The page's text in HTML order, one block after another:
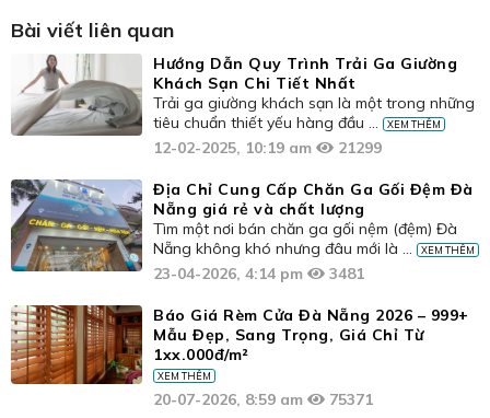
Bài viết liên quan
Hướng Dẫn Quy Trình Trải Ga Giường
Khách Sạn Chi Tiết Nhất
Trải ga giường khách sạn là một trong những
tiêu chuẩn thiết yếu hàng đầu ...
XEM THÊM
12-02-2025, 10:19 am 21299
Địa Chỉ Cung Cấp Chăn Ga Gối Đệm Đà
Nẵng giá rẻ và chất lượng
Tìm một nơi bán chăn ga gối nệm (đệm) Đà
Nẵng không khó nhưng đâu mới là ...
XEM THÊM
23-04-2026, 4:14 pm 3481
Báo Giá Rèm Cửa Đà Nẵng 2026 – 999+
Mẫu Đẹp, Sang Trọng, Giá Chỉ Từ
1xx.000đ/m²
XEM THÊM
20-07-2026, 8:59 am 75371